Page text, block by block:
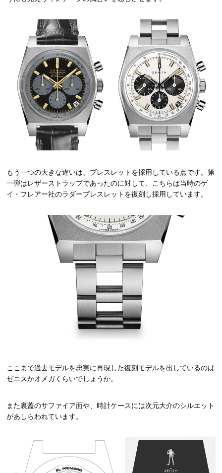
もう一つの大きな違いは、ブレスレットを採用している点です。第
一弾はレザーストラップであったのに対して、こちらは当時のゲ
イ・フレアー社のラダーブレスレットを復刻し採用しています。
ここまで過去モデルを忠実に再現した復刻モデルを出しているのは
ゼニスかオメガくらいでしょうか。
また裏蓋のサファイア面や、時計ケースには次元大介のシルエット
があしらわれています。